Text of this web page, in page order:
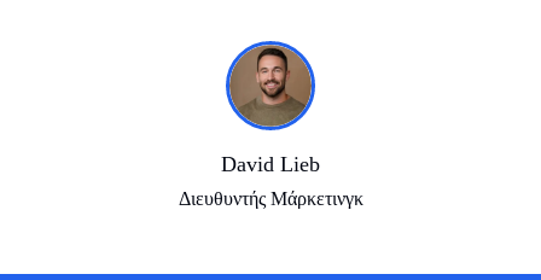
David Lieb
Διευθυντής Μάρκετινγκ